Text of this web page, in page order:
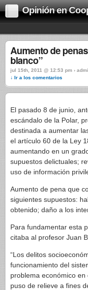
Opinión en
Aumento de
blanco”
jul 15th, 2011 @ 12:53 pm ›
↓ Ir a los comentarios
El pasado 8 de junio,
escándalo de la Polar,
destinada a aumentar
el artículo 60 de la Ley
aumentando en un
supuestos delictuales;
uso de información
Aumento de pena que
siguientes supuestos:
obtenido; daño a los
Para fundamentar esta
citaba al profesor Juan
“Los delitos
funcionamiento del
problema económico
puso de relieve a fines